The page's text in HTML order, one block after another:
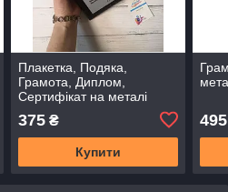
Плакетка, Подяка,
Грамота, Диплом,
Сертифікат на металі
375₴
Купити
495